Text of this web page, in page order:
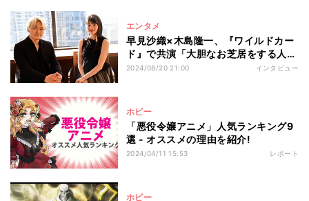
エンタメ
早見沙織×木島隆一、『ワイルドカー
ド』で共演「大胆なお芝居をする人」
「ひたすら掛け合い」
2024/08/20 21:00 インタビュー
ホビー
「悪役令嬢アニメ」人気ランキング9
選 - オススメの理由を紹介!
2024/04/11 15:53 レポート
ホビー